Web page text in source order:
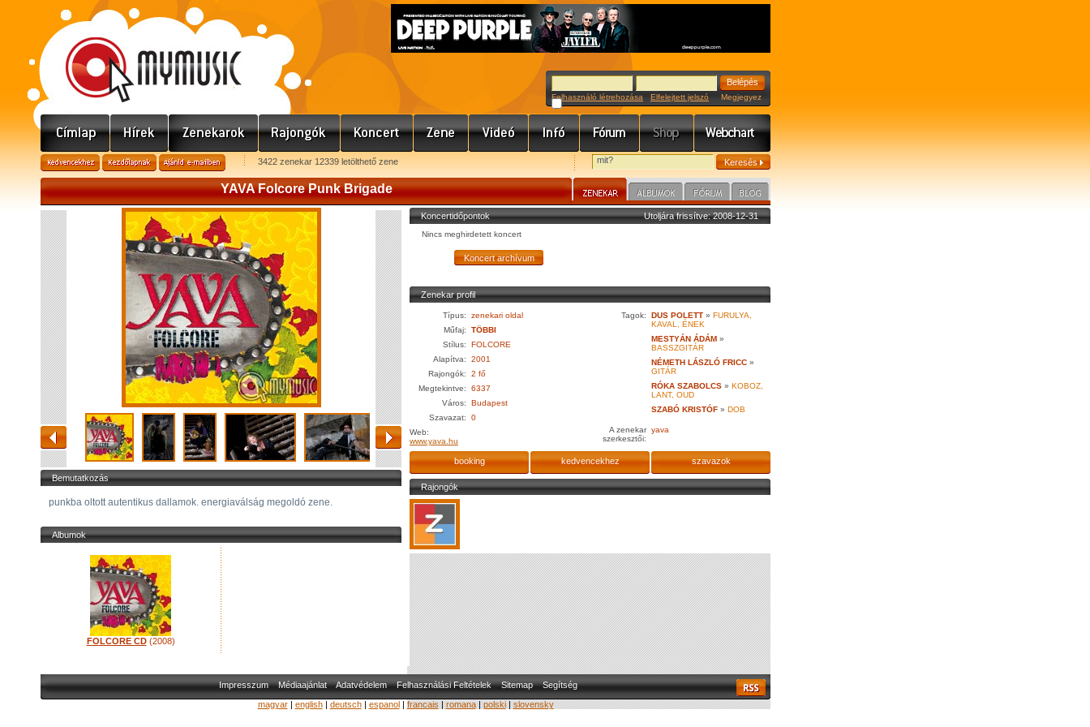
Felhasználó létrehozása Elfelejtett jelszó Megjegyez
3422 zenekar 12339 letölthető zene
YAVA Folcore Punk Brigade
Bemutatkozás
punkba oltott autentikus dallamok. energiaválság megoldó zene.
Albumok
FOLCORE CD(2008)
Utoljára frissítve: 2008-12-31
Koncertidőpontok
Nincs meghirdetett koncert
Zenekar profil
Típus:
zenekari oldal
Műfaj:
TÖBBI
Stílus:
FOLCORE
Alapítva:
2001
Rajongók:
2 fő
Megtekintve:
6337
Város:
Budapest
Szavazat:
0
Web:
www.yava.hu
Tagok: DUS POLETT » FURULYA,
KAVAL, ÉNEK
MESTYÁN ÁDÁM »
BASSZGITÁR
NÉMETH LÁSZLÓ FRICC »
GITÁR
RÓKA SZABOLCS » KOBOZ,
LANT, OUD
SZABÓ KRISTÓF » DOB
A zenekar
szerkesztői:
yava
booking kedvencekhez szavazok
Rajongók
Impresszum Médiaajánlat Adatvédelem Felhasználási Feltételek Sitemap
Segítség
magyar| english| deutsch| espanol| francais|romana|polski|slovensky